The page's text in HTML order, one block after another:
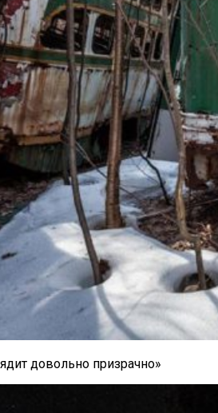
довольно призрачно»